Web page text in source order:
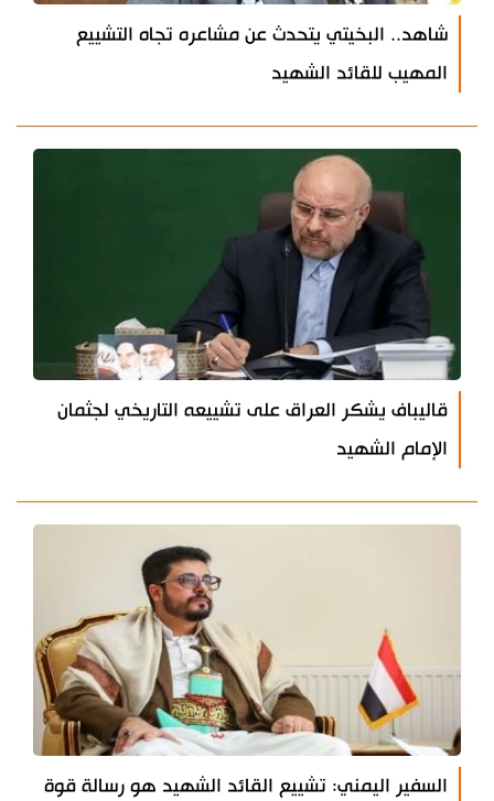
شاهد.. البخيتي يتحدث عن مشاعره تجاه التشييع
المهيب للقائد الشهيد
قاليباف يشكر العراق على تشييعه التاريخي لجثمان
الإمام الشهيد
السفير اليمني: تشييع القائد الشهيد هو رسالة قوة